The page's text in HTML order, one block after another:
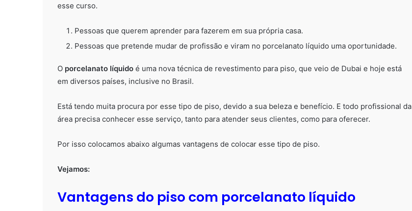
esse curso.
Pessoas que querem aprender para fazerem em sua própria casa.
Pessoas que pretende mudar de profissão e viram no porcelanato líquido uma oportunidade.
O porcelanato líquido é uma nova técnica de revestimento para piso, que veio de Dubai e hoje está
em diversos países, inclusive no Brasil.
Está tendo muita procura por esse tipo de piso, devido a sua beleza e benefício. E todo profissional da
área precisa conhecer esse serviço, tanto para atender seus clientes, como para oferecer.
Por isso colocamos abaixo algumas vantagens de colocar esse tipo de piso.
Vejamos:
Vantagens do piso com porcelanato líquido